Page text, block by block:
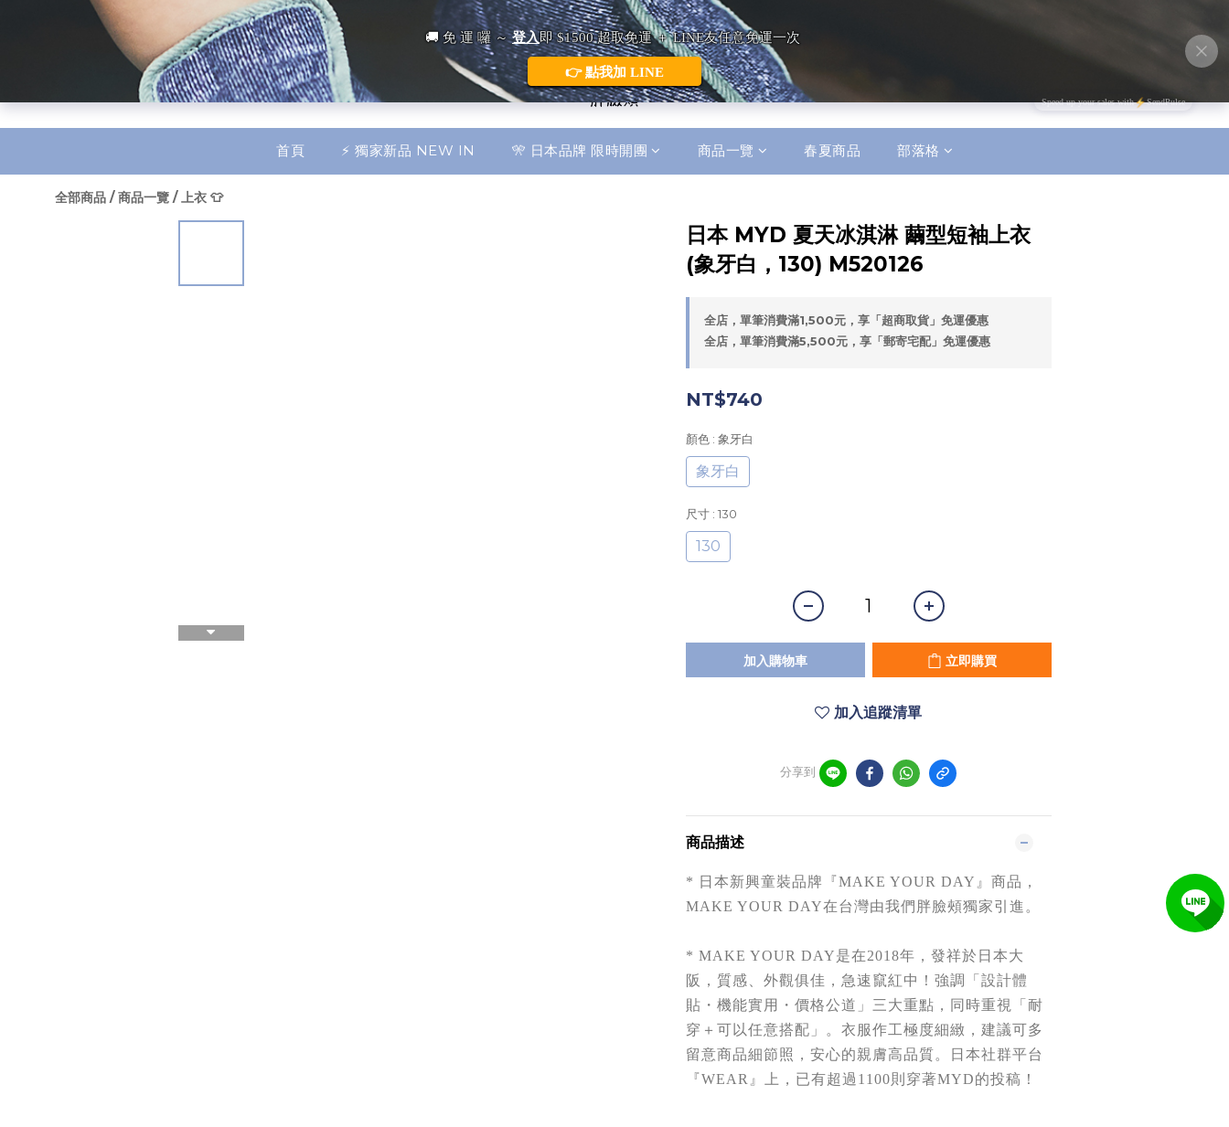
繁體中文
首頁 ⚡ 獨家新品 NEW IN 🎌 日本品牌 限時開團 商品一覽 春夏商品 部落格
全部商品 /商品一覽 /上衣 👕
日本 MYD 夏天冰淇淋 繭型短袖上衣
(象牙白，130) M520126
全店，單筆消費滿1,500元，享「超商取貨」免運優惠
全店，單筆消費滿5,500元，享「郵寄宅配」免運優惠
NT$740
顏色 : 象牙白
象牙白
尺寸 : 130
130
加入購物車 立即購買
加入追蹤清單
分享到
商品描述
* 日本新興童裝品牌『MAKE YOUR DAY』商品，
MAKE YOUR DAY在台灣由我們胖臉頰獨家引進 。
* MAKE YOUR DAY是在2018年，發祥於日本大
阪，質感、外觀俱佳，急速竄紅中！ 強調「設計體
貼・機能實用・價格公道」三大重點，同時重視「耐
穿＋可以任意搭配」。 衣服作工極度細緻，建議可多
留意商品細節照，安心的親膚高品質。
日本社群平台
『WEAR』上，已有超過1100則穿著MYD的投稿！